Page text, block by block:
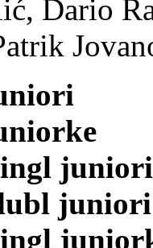
Dario
juniori
juniori